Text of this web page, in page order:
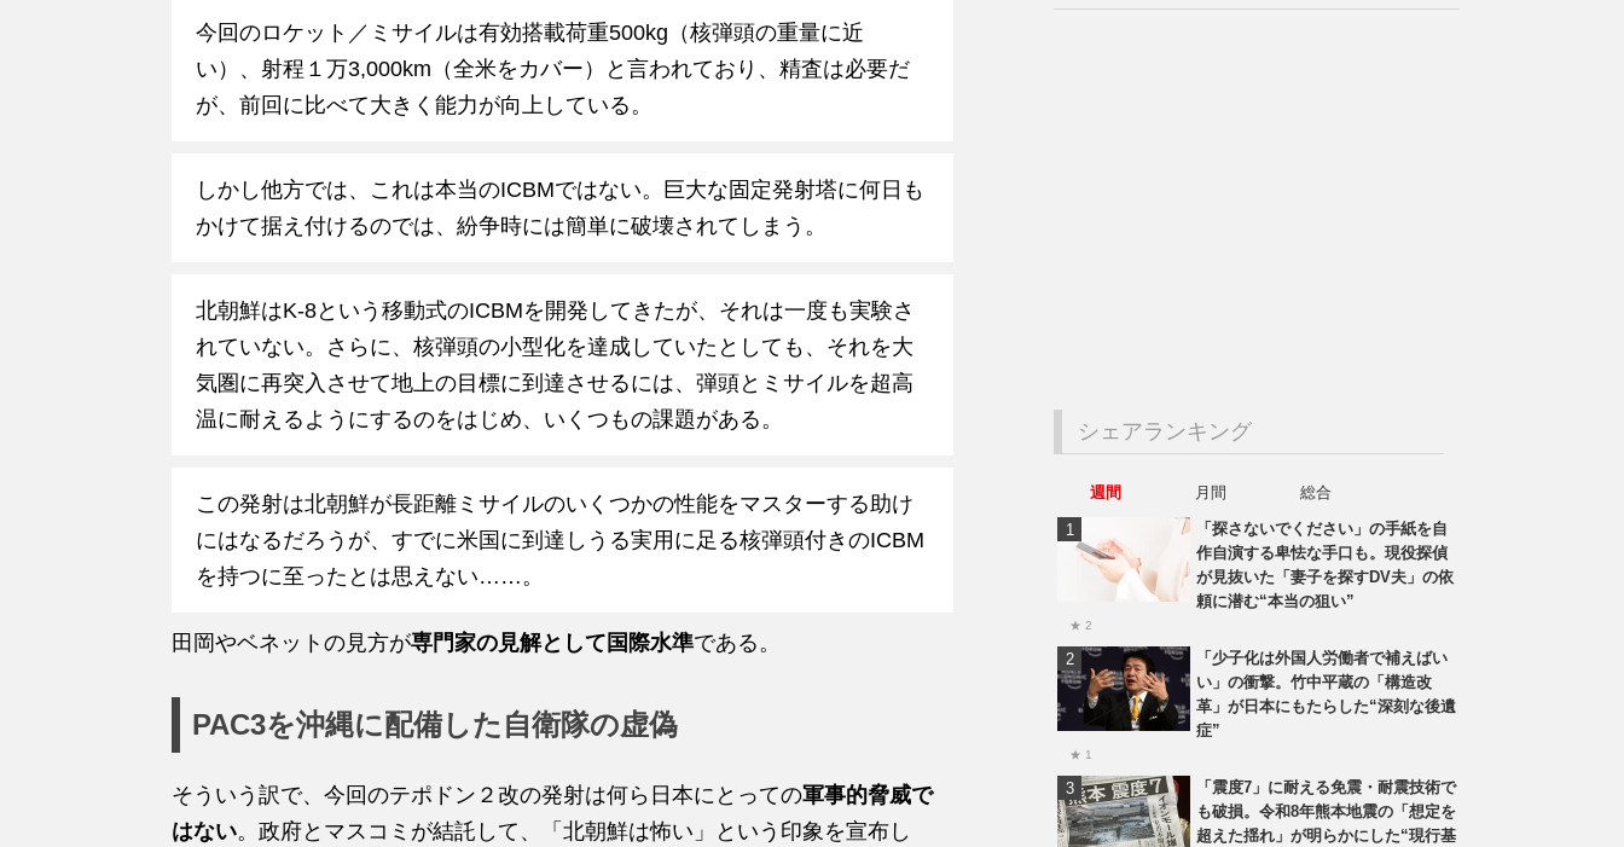
今回のロケット／ミサイルは有効搭載荷重500kg（核弾頭の重量に近
い）、射程１万3,000km（全米をカバー）と言われており、精査は必要だ
が、前回に比べて大きく能力が向上している。
しかし他方では、これは本当のICBMではない。巨大な固定発射塔に何日も
かけて据え付けるのでは、紛争時には簡単に破壊されてしまう。
北朝鮮はK-8という移動式のICBMを開発してきたが、それは一度も実験さ
れていない。さらに、核弾頭の小型化を達成していたとしても、それを大
気圏に再突入させて地上の目標に到達させるには、弾頭とミサイルを超高
温に耐えるようにするのをはじめ、いくつもの課題がある。
この発射は北朝鮮が長距離ミサイルのいくつかの性能をマスターする助け
にはなるだろうが、すでに米国に到達しうる実用に足る核弾頭付きのICBM
を持つに至ったとは思えない……。
田岡やベネットの見方が専門家の見解として国際水準である。
PAC3を沖縄に配備した自衛隊の虚偽
そういう訳で、今回のテポドン２改の発射は何ら日本にとっての軍事的脅威で
はない。政府とマスコミが結託して、「北朝鮮は怖い」という印象を宣布し
シェアランキング
週間 月間
総合
「探さないでください」の手紙を自
作自演する卑怯な手口も。現役探偵
が見抜いた「妻子を探すDV夫」の依
頼に潜む“本当の狙い”
★ 2
「少子化は外国人労働者で補えばい
い」の衝撃。竹中平蔵の「構造改
革」が日本にもたらした“深刻な後遺
症”
★ 1
「震度7」に耐える免震・耐震技術で
も破損。令和8年熊本地震の「想定を
超えた揺れ」が明らかにした“現行基